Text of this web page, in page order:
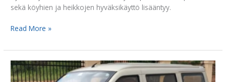
sekä köyhien ja heikkojen hyväksikäyttö lisääntyy.
Read More »
Kiinan
uskovat